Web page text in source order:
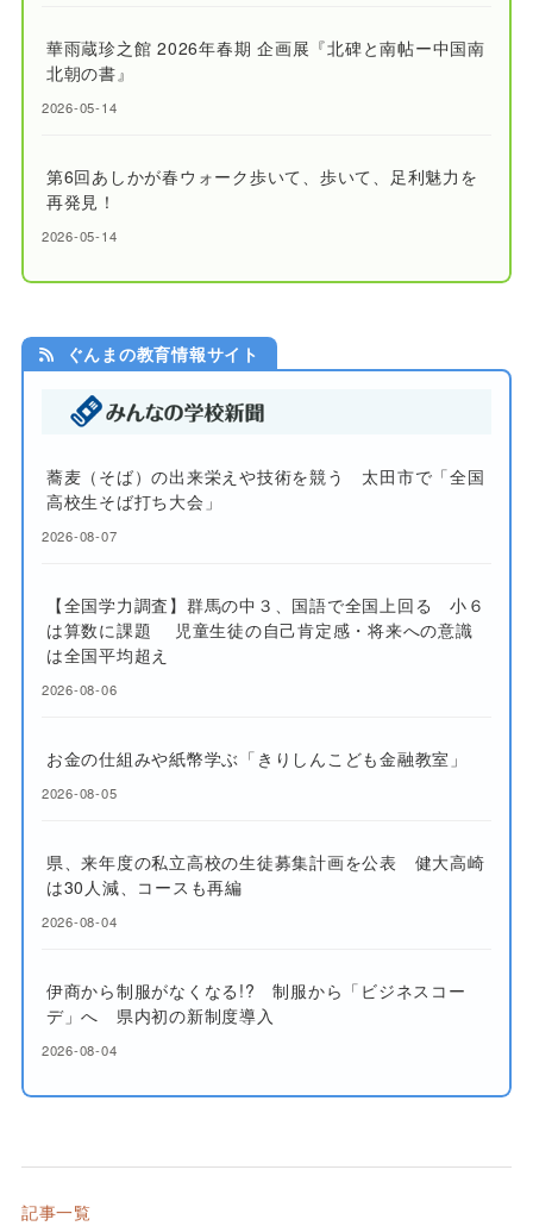
華雨蔵珍之館 2026年春期 企画展『北碑と南帖ー中国南
北朝の書』
2026-05-14
第6回あしかが春ウォーク歩いて、歩いて、足利魅力を
再発見！
2026-05-14
ぐんまの教育情報サイト
蕎麦（そば）の出来栄えや技術を競う 太田市で「全国
高校生そば打ち大会」
2026-08-07
【全国学力調査】群馬の中３、国語で全国上回る 小６
は算数に課題 児童生徒の自己肯定感・将来への意識
は全国平均超え
2026-08-06
お金の仕組みや紙幣学ぶ「きりしんこども金融教室」
2026-08-05
県、来年度の私立高校の生徒募集計画を公表 健大高崎
は30人減、コースも再編
2026-08-04
伊商から制服がなくなる!? 制服から「ビジネスコー
デ」へ 県内初の新制度導入
2026-08-04
記事一覧